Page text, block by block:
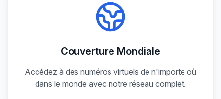
Couverture Mondiale
Accédez à des numéros virtuels de n'importe où
dans le monde avec notre réseau complet.